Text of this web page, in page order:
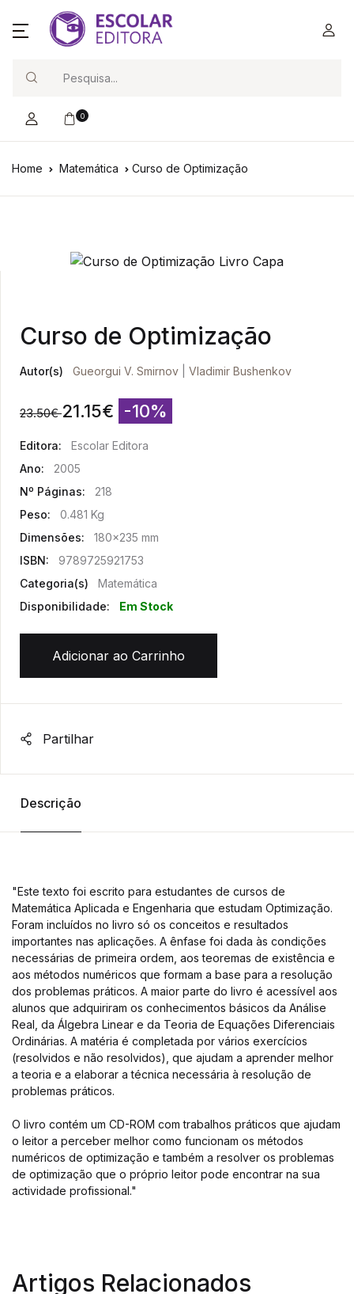
0
Home Matemática Curso de Optimização
Curso de Optimização
Autor(s) Gueorgui V. Smirnov Vladimir Bushenkov
23.50€ 21.15€ -10%
Editora:
Escolar Editora
Ano:
2005
Nº Páginas:
218
Peso:
0.481 Kg
Dimensões:
180x235 mm
ISBN:
9789725921753
Categoria(s)
Matemática
Disponibilidade:
Em Stock
Adicionar ao Carrinho
Partilhar
Descrição
"Este texto foi escrito para estudantes de cursos de
Matemática Aplicada e Engenharia que estudam Optimização.
Foram incluídos no livro só os conceitos e resultados
importantes nas aplicações. A ênfase foi dada às condições
necessárias de primeira ordem, aos teoremas de existência e
aos métodos numéricos que formam a base para a resolução
dos problemas práticos. A maior parte do livro é acessível aos
alunos que adquiriram os conhecimentos básicos da Análise
Real, da Álgebra Linear e da Teoria de Equações Diferenciais
Ordinárias. A matéria é completada por vários exercícios
(resolvidos e não resolvidos), que ajudam a aprender melhor
a teoria e a elaborar a técnica necessária à resolução de
problemas práticos.
O livro contém um CD-ROM com trabalhos práticos que ajudam
o leitor a perceber melhor como funcionam os métodos
numéricos de optimização e também a resolver os problemas
de optimização que o próprio leitor pode encontrar na sua
actividade profissional."
Artigos Relacionados